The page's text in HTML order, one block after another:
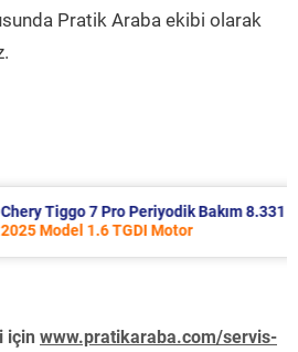
Pratik Araba ekibi olarak
7 Pro Periyodik Bakım 8.331 TL
1.6 TGDI Motor
için www.pratikaraba.com/servis-